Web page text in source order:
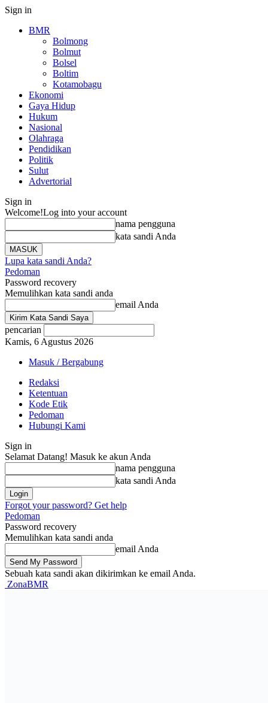
Sign in
BMR
Bolmong
Bolmut
Bolsel
Boltim
Kotamobagu
Ekonomi
Gaya Hidup
Hukum
Nasional
Olahraga
Pendidikan
Politik
Sulut
Advertorial
Sign in
Welcome!Log into your account
nama pengguna
kata sandi Anda
Lupa kata sandi Anda?
Pedoman
Password recovery
Memulihkan kata sandi anda
email Anda
pencarian
Kamis, 6 Agustus 2026
Masuk / Bergabung
Redaksi
Ketentuan
Kode Etik
Pedoman
Hubungi Kami
Sign in
Selamat Datang! Masuk ke akun Anda
nama pengguna
kata sandi Anda
Forgot your password? Get help
Pedoman
Password recovery
Memulihkan kata sandi anda
email Anda
Sebuah kata sandi akan dikirimkan ke email Anda.
ZonaBMR